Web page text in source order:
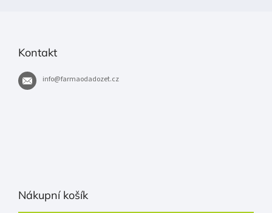
Kontakt
info@farmaodadozet.cz
Nákupní košík